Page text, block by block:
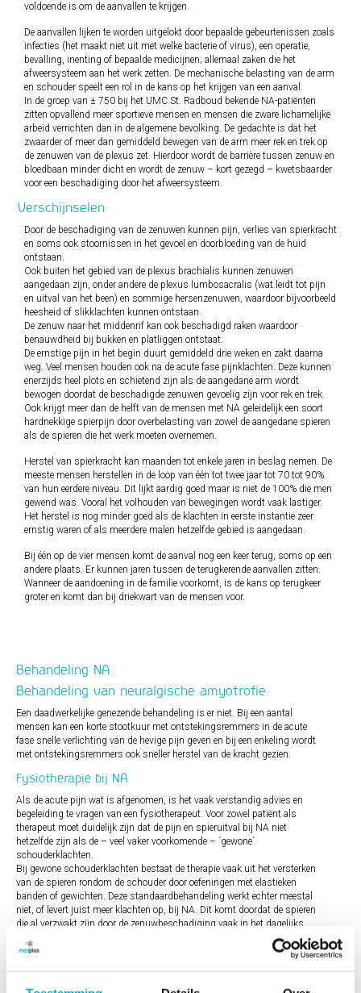
voldoende is om de aanvallen te krijgen.
De aanvallen lijken te worden uitgelokt door bepaalde gebeurtenissen zoals
infecties (het maakt niet uit met welke bacterie of virus), een operatie,
bevalling, inenting of bepaalde medicijnen; allemaal zaken die het
afweersysteem aan het werk zetten. De mechanische belasting van de arm
en schouder speelt een rol in de kans op het krijgen van een aanval.
In de groep van ± 750 bij het UMC St. Radboud bekende NA-patiënten
zitten opvallend meer sportieve mensen en mensen die zware lichamelijke
arbeid verrichten dan in de algemene bevolking. De gedachte is dat het
zwaarder of meer dan gemiddeld bewegen van de arm meer rek en trek op
de zenuwen van de plexus zet. Hierdoor wordt de barrière tussen zenuw en
bloedbaan minder dicht en wordt de zenuw – kort gezegd – kwetsbaarder
voor een beschadiging door het afweersysteem.
Verschijnselen
Door de beschadiging van de zenuwen kunnen pijn, verlies van spierkracht
en soms ook stoornissen in het gevoel en doorbloeding van de huid
ontstaan.
Ook buiten het gebied van de plexus brachialis kunnen zenuwen
aangedaan zijn, onder andere de plexus lumbosacralis (wat leidt tot pijn
en uitval van het been) en sommige hersenzenuwen, waardoor bijvoorbeeld
heesheid of slikklachten kunnen ontstaan.
De zenuw naar het middenrif kan ook beschadigd raken waardoor
benauwdheid bij bukken en platliggen ontstaat.
De ernstige pijn in het begin duurt gemiddeld drie weken en zakt daarna
weg. Veel mensen houden ook na de acute fase pijnklachten. Deze kunnen
enerzijds heel plots en schietend zijn als de aangedane arm wordt
bewogen doordat de beschadigde zenuwen gevoelig zijn voor rek en trek.
Ook krijgt meer dan de helft van de mensen met NA geleidelijk een soort
hardnekkige spierpijn door overbelasting van zowel de aangedane spieren
als de spieren die het werk moeten overnemen.
Herstel van spierkracht kan maanden tot enkele jaren in beslag nemen. De
meeste mensen herstellen in de loop van één tot twee jaar tot 70 tot 90%
van hun eerdere niveau. Dit lijkt aardig goed maar is niet de 100% die men
gewend was. Vooral het volhouden van bewegingen wordt vaak lastiger.
Het herstel is nog minder goed als de klachten in eerste instantie zeer
ernstig waren of als meerdere malen hetzelfde gebied is aangedaan.
Bij één op de vier mensen komt de aanval nog een keer terug, soms op een
andere plaats. Er kunnen jaren tussen de terugkerende aanvallen zitten.
Wanneer de aandoening in de familie voorkomt, is de kans op terugkeer
groter en komt dan bij driekwart van de mensen voor.
Behandeling NA
Behandeling van neuralgische amyotrofie
Een daadwerkelijke genezende behandeling is er niet. Bij een aantal
mensen kan een korte stootkuur met ontstekingsremmers in de acute
fase snelle verlichting van de hevige pijn geven en bij een enkeling wordt
met ontstekingsremmers ook sneller herstel van de kracht gezien.
Fysiotherapie bij NA
Als de acute pijn wat is afgenomen, is het vaak verstandig advies en
begeleiding te vragen van een fysiotherapeut. Voor zowel patiënt als
therapeut moet duidelijk zijn dat de pijn en spieruitval bij NA niet
hetzelfde zijn als de – veel vaker voorkomende – ´gewone´
schouderklachten.
Bij gewone schouderklachten bestaat de therapie vaak uit het versterken
van de spieren rondom de schouder door oefeningen met elastieken
banden of gewichten. Deze standaardbehandeling werkt echter meestal
niet, of levert juist meer klachten op, bij NA. Dit komt doordat de spieren
die al verzwakt zijn door de zenuwbeschadiging vaak in het dagelijks
leven al op de top van hun kunnen moeten functioneren.
zwaar of lam gevoel op en spierpijn nadien.